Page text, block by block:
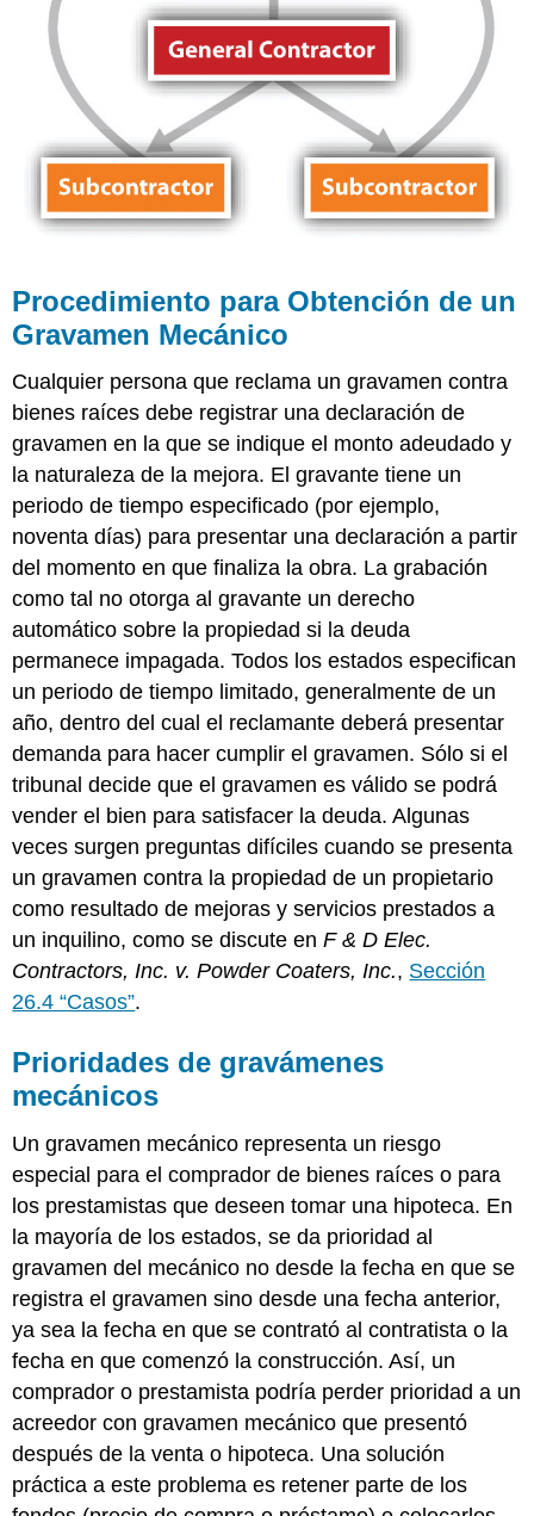
Procedimiento para Obtención de un
Gravamen Mecánico
Cualquier persona que reclama un gravamen contra
bienes raíces debe registrar una declaración de
gravamen en la que se indique el monto adeudado y
la naturaleza de la mejora. El gravante tiene un
periodo de tiempo especificado (por ejemplo,
noventa días) para presentar una declaración a partir
del momento en que finaliza la obra. La grabación
como tal no otorga al gravante un derecho
automático sobre la propiedad si la deuda
permanece impagada. Todos los estados especifican
un periodo de tiempo limitado, generalmente de un
año, dentro del cual el reclamante deberá presentar
demanda para hacer cumplir el gravamen. Sólo si el
tribunal decide que el gravamen es válido se podrá
vender el bien para satisfacer la deuda. Algunas
veces surgen preguntas difíciles cuando se presenta
un gravamen contra la propiedad de un propietario
como resultado de mejoras y servicios prestados a
un inquilino, como se discute enF & D Elec.
Contractors, Inc. v. Powder Coaters, Inc., Sección
26.4 “Casos”.
Prioridades de gravámenes
mecánicos
Un gravamen mecánico representa un riesgo
especial para el comprador de bienes raíces o para
los prestamistas que deseen tomar una hipoteca. En
la mayoría de los estados, se da prioridad al
gravamen del mecánico no desde la fecha en que se
registra el gravamen sino desde una fecha anterior,
ya sea la fecha en que se contrató al contratista o la
fecha en que comenzó la construcción. Así, un
comprador o prestamista podría perder prioridad a un
acreedor con gravamen mecánico que presentó
después de la venta o hipoteca. Una solución
práctica a este problema es retener parte de los